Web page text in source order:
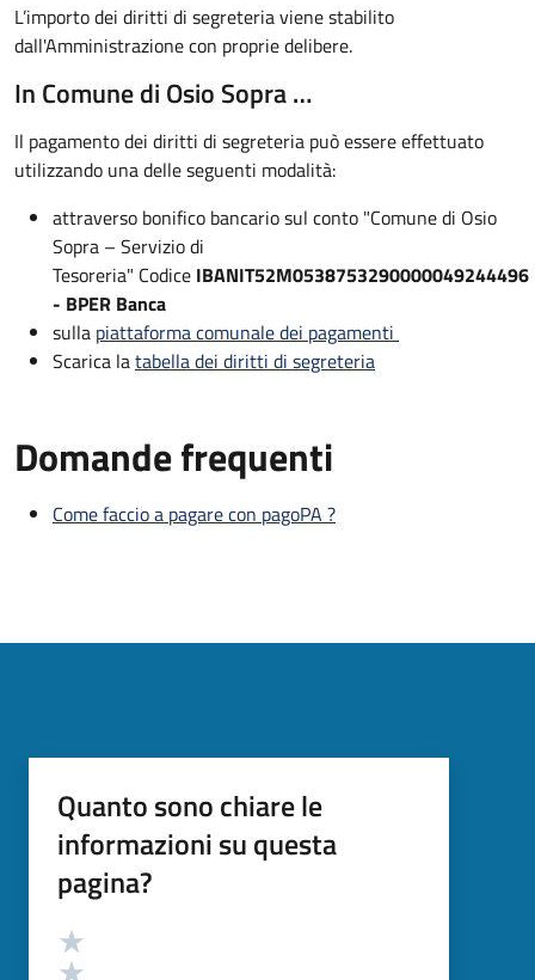
L’importo dei diritti di segreteria viene stabilito
dall'Amministrazione con proprie delibere.
In Comune di Osio Sopra …
Il pagamento dei diritti di segreteria può essere effettuato
utilizzando una delle seguenti modalità:
attraverso bonifico bancario sul conto "Comune di Osio
Sopra – Servizio di
Tesoreria" Codice IBANIT52M0538753290000049244496
- BPER Banca
sulla piattaforma comunale dei pagamenti
Scarica latabella dei diritti di segreteria
Domande frequenti
Come faccio a pagare con pagoPA ?
Quanto sono chiare le
informazioni su questa
pagina?
Valutazione